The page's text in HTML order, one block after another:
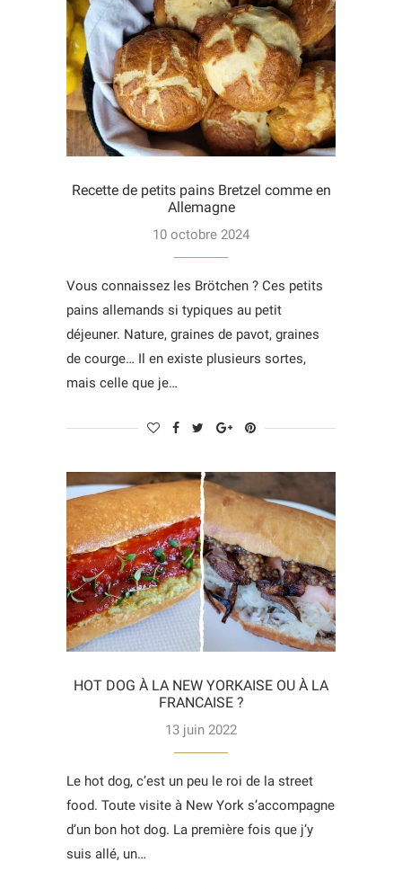
Recette de petits pains Bretzel comme en
Allemagne
10 octobre 2024
Vous connaissez les Brötchen ? Ces petits
pains allemands si typiques au petit
déjeuner. Nature, graines de pavot, graines
de courge… Il en existe plusieurs sortes,
mais celle que je…
HOT DOG À LA NEW YORKAISE OU À LA
FRANCAISE ?
13 juin 2022
Le hot dog, c’est un peu le roi de la street
food. Toute visite à New York s’accompagne
d’un bon hot dog. La première fois que j’y
suis allé, un…